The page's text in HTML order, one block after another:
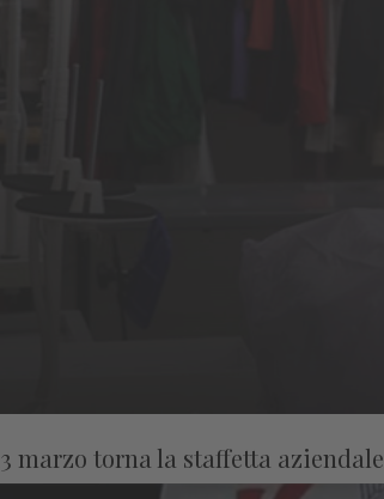
marzo torna la staffetta aziendale